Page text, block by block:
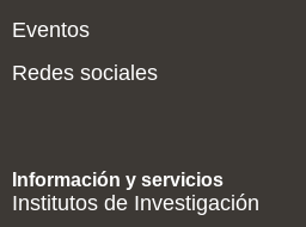
Eventos
Redes sociales
Información y servicios
Institutos de Investigación